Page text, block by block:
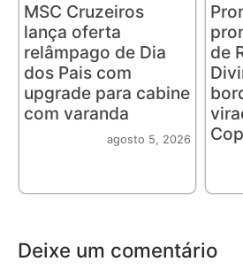
MSC Cruzeiros
lança oferta
relâmpago de Dia
dos Pais com
upgrade para cabine
com varanda
agosto 5, 2026
de
Deixe um comentário